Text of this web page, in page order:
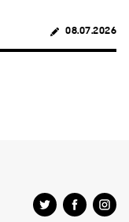
08.07.2026